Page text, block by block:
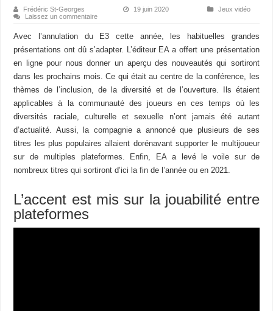
Frédéric St-Georges 19 juin 2020
Jeux vidéo
Laissez un commentaire
Avec l’annulation du E3 cette année, les habituelles grandes
présentations ont dû s’adapter. L’éditeur EA a offert une présentation
en ligne pour nous donner un aperçu des nouveautés qui sortiront
dans les prochains mois. Ce qui était au centre de la conférence, les
thèmes de l’inclusion, de la diversité et de l’ouverture. Ils étaient
applicables à la communauté des joueurs en ces temps où les
diversités raciale, culturelle et sexuelle n’ont jamais été autant
d’actualité. Aussi, la compagnie a annoncé que plusieurs de ses
titres les plus populaires allaient dorénavant supporter le multijoueur
sur de multiples plateformes. Enfin, EA a levé le voile sur de
nombreux titres qui sortiront d’ici la fin de l’année ou en 2021.
L’accent est mis sur la jouabilité entre
plateformes